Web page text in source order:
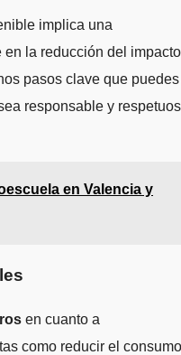
implica una
la reducción del impacto
pasos clave que puedes
responsable y
en Valencia y
en cuanto a
como reducir el consumo